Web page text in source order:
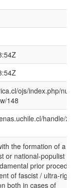
ojs/index.php/
148
handle/
the formation of a
or national-populist
prior
of fascist / ultra-
both in cases of